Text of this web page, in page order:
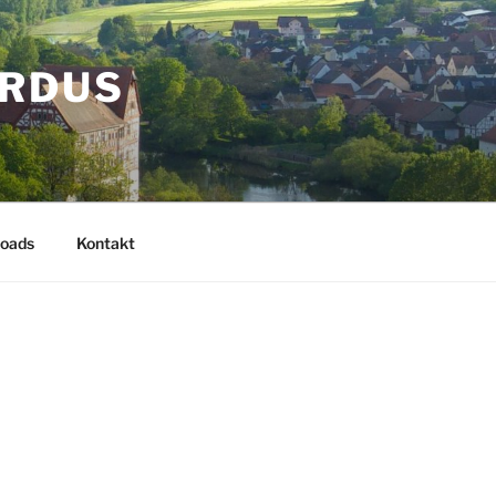
Kontakt